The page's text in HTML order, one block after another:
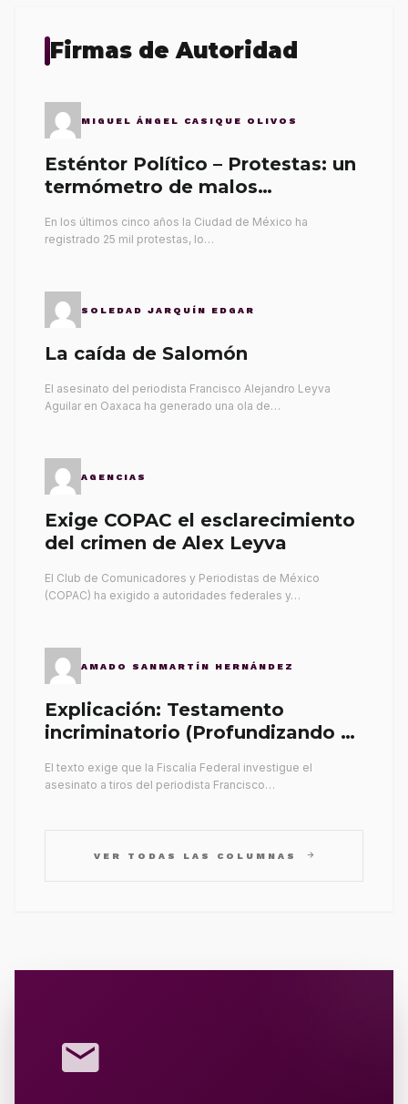
Firmas de Autoridad
MIGUEL ÁNGEL CASIQUE OLIVOS
Esténtor Político – Protestas: un
termómetro de malos
En los últimos cinco años la Ciudad de México ha
registrado 25 mil protestas, lo…
SOLEDAD JARQUÍN EDGAR
La caída de Salomón
El asesinato del periodista Francisco Alejandro Leyva
Aguilar en Oaxaca ha generado una ola de…
AGENCIAS
Exige COPAC el esclarecimiento
del crimen de Alex Leyva
El Club de Comunicadores y Periodistas de México
(COPAC) ha exigido a autoridades federales y…
AMADO SANMARTÍN HERNÁNDEZ
Explicación: Testamento
incriminatorio (Profundizando su
El texto exige que la Fiscalía Federal investigue el
asesinato a tiros del periodista Francisco…
VER TODAS LAS COLUMNAS arrow_forward
mail